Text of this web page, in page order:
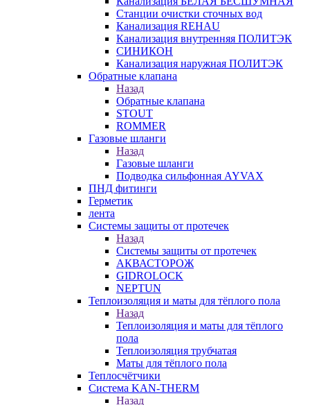
Станции очистки сточных вод
Канализация REHAU
Канализация внутренняя ПОЛИТЭК
СИНИКОН
Канализация наружная ПОЛИТЭК
Обратные клапана
Назад
Обратные клапана
STOUT
ROMMER
Газовые шланги
Назад
Газовые шланги
Подводка сильфонная AYVAX
ПНД фитинги
Герметик
лента
Системы защиты от протечек
Назад
Системы защиты от протечек
АКВАСТОРОЖ
GIDROLOCK
NEPTUN
Теплоизоляция и маты для тёплого пола
Назад
Теплоизоляция и маты для тёплого
пола
Теплоизоляция трубчатая
Маты для тёплого пола
Теплосчётчики
Система KAN-THERM
Назад